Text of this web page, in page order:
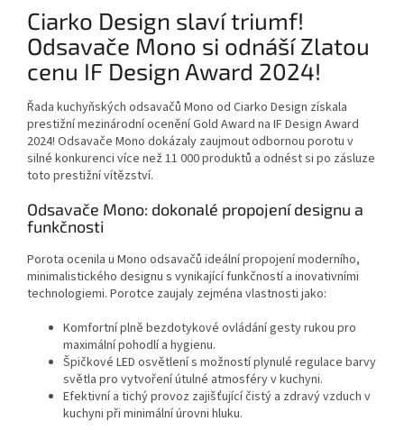
Ciarko Design slaví triumf!
Odsavače Mono si odnáší Zlatou
cenu IF Design Award 2024!
Řada kuchyňských odsavačů Mono od Ciarko Design získala
prestižní mezinárodní ocenění Gold Award na IF Design Award
2024! Odsavače Mono dokázaly zaujmout odbornou porotu v
silné konkurenci více než 11 000 produktů a odnést si po zásluze
toto prestižní vítězství.
Odsavače Mono: dokonalé propojení designu a
funkčnosti
Porota ocenila u Mono odsavačů ideální propojení moderního,
minimalistického designu s vynikající funkčností a inovativními
technologiemi. Porotce zaujaly zejména vlastnosti jako:
Komfortní plně bezdotykové ovládání gesty rukou pro
maximální pohodlí a hygienu.
Špičkové LED osvětlení s možností plynulé regulace barvy
světla pro vytvoření útulné atmosféry v kuchyni.
Efektivní a tichý provoz zajišťující čistý a zdravý vzduch v
kuchyni při minimální úrovni hluku.